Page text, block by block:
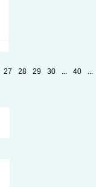
27 28 29 30 ... 40
...